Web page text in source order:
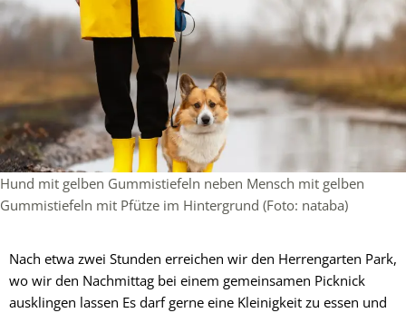
Hund mit gelben Gummistiefeln neben Mensch mit gelben
Gummistiefeln mit Pfütze im Hintergrund (Foto: nataba)
Nach etwa zwei Stunden erreichen wir den Herrengarten Park,
wo wir den Nachmittag bei einem gemeinsamen Picknick
ausklingen lassen Es darf gerne eine Kleinigkeit zu essen und